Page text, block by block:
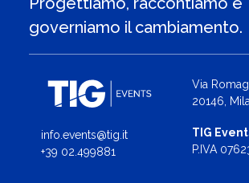
governiamo il cambiamento.
info.events@tig.it
+39 02.499881
Via
20146,
TIG
P.IVA